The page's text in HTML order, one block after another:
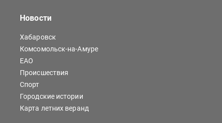
Новости
Хабаровск
Комсомольск-на-Амуре
ЕАО
Происшествия
Спорт
Городские истории
Карта летних веранд